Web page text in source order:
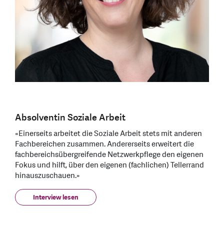
Absolventin Soziale Arbeit
«Einerseits arbeitet die Soziale Arbeit stets mit anderen
Fachbereichen zusammen. Andererseits erweitert die
fachbereichsübergreifende Netzwerkpflege den eigenen
Fokus und hilft, über den eigenen (fachlichen) Tellerrand
hinauszuschauen.»
Interview lesen